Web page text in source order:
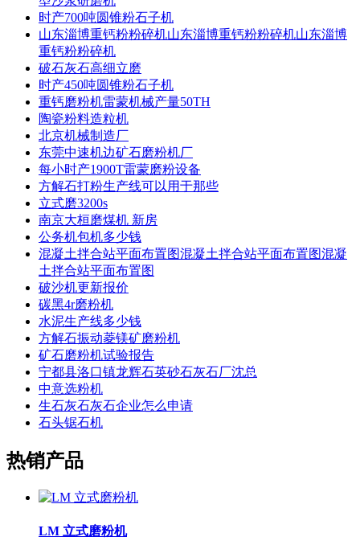
时产700吨圆锥粉石子机
山东淄博重钙粉粉碎机山东淄博重钙粉粉碎机山东淄博
重钙粉粉碎机
破石灰石高细立磨
时产450吨圆锥粉石子机
重钙磨粉机雷蒙机械产量50TH
陶瓷粉料造粒机
北京机械制造厂
东莞中速机边矿石磨粉机厂
每小时产1900T雷蒙磨粉设备
方解石打粉生产线可以用于那些
立式磨3200s
南京大桓磨煤机 新房
公务机包机多少钱
混凝土拌合站平面布置图混凝土拌合站平面布置图混凝
土拌合站平面布置图
破沙机更新报价
碳黑4r磨粉机
水泥生产线多少钱
方解石振动菱镁矿磨粉机
矿石磨粉机试验报告
宁都县洛口镇龙辉石英砂石灰石厂沈总
中意选粉机
生石灰石灰石企业怎么申请
石头锯石机
热销产品
LM 立式磨粉机